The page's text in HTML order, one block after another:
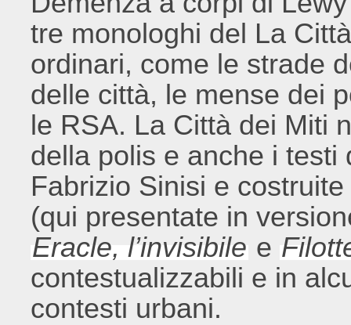
tre monologhi del La
ordinari, come le strade
delle città, le mense dei
le RSA. La Città dei Miti
della polis e anche i
Fabrizio Sinisi e
(qui presentate in
Eracle, l’invisibile e
contestualizzabili e in
contesti urbani.